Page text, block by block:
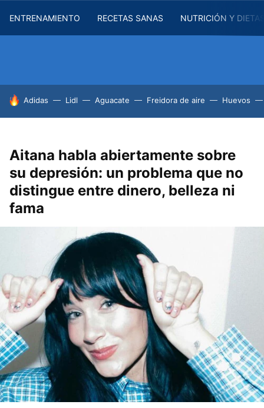
ENTRENAMIENTO RECETAS SANAS NUTRICIÓN Y
HOY SE HABLA DE
Adidas Lidl Aguacate Freidora de aire Huevos
Aitana habla abiertamente sobre
su depresión: un problema que no
distingue entre dinero, belleza ni
fama